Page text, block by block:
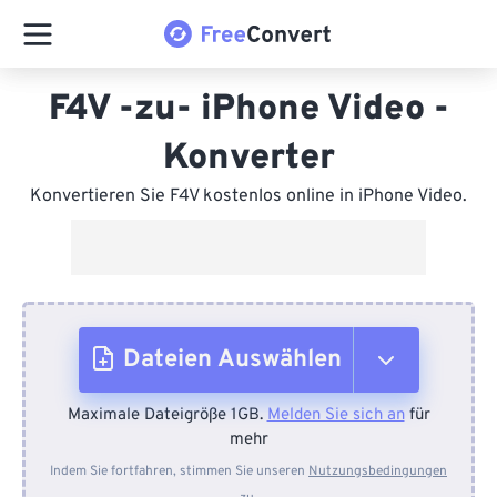
F4V -zu- iPhone Video -
Konverter
Konvertieren Sie F4V kostenlos online in iPhone Video.
Dateien Auswählen
Vom Gerät
Maximale Dateigröße 1GB.Melden Sie sich anfür
mehr
Indem Sie fortfahren, stimmen Sie unseren Nutzungsbedingungen